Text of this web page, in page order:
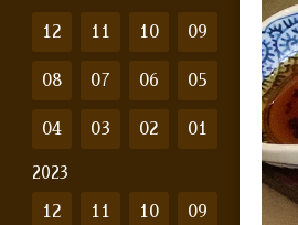
12 11 10 09
08 07 06 05
04 03 02 01
2023
12 11 10 09